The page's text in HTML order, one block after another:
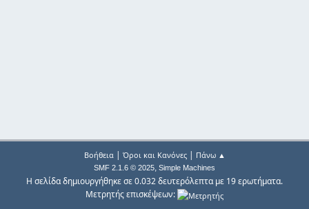
Βοήθεια| Όροι και Κανόνες| Πάνω ▲
SMF 2.1.6 © 2025, Simple Machines
Η σελίδα δημιουργήθηκε σε 0.032 δευτερόλεπτα με 19 ερωτήματα.
Μετρητής επισκέψεων: